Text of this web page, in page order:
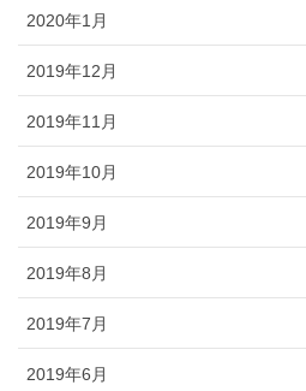
2020年1月
2019年12月
2019年11月
2019年10月
2019年9月
2019年8月
2019年7月
2019年6月